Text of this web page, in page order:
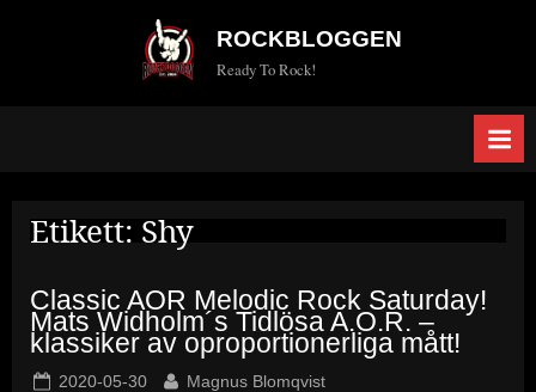
ROCKBLOGGEN
Ready To Rock!
Etikett: Shy
Classic AOR Melodic Rock Saturday!
Mats Widholm´s Tidlösa A.O.R. –
klassiker av oproportionerliga mått!
Posted
2020-05-30 By
Magnus Blomqvist